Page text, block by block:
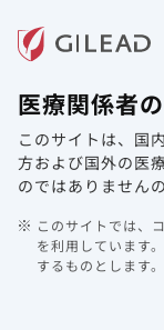
ホーム
システムメ
2/18 (水)
2026年2月17日
平素は当サイトを
医療関係者
このサイトは、国
方および国外の医
のではありません
このサイトでは、
を利用しています。
するものとします。